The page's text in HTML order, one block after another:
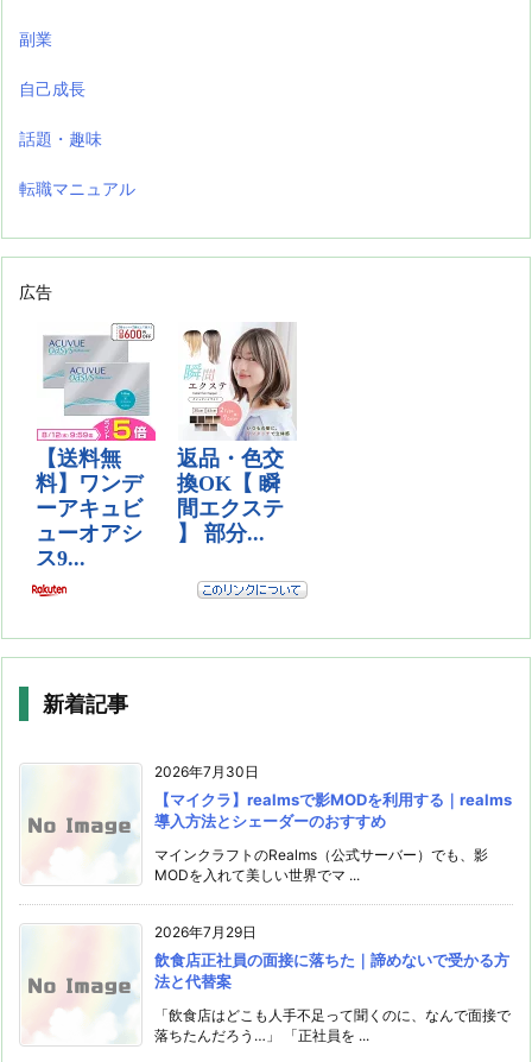
副業
自己成長
話題・趣味
転職マニュアル
広告
新着記事
2026年7月30日
【マイクラ】realmsで影MODを利用する｜realms
導入方法とシェーダーのおすすめ
マインクラフトのRealms（公式サーバー）でも、影
MODを入れて美しい世界でマ ...
2026年7月29日
飲食店正社員の面接に落ちた｜諦めないで受かる方
法と代替案
「飲食店はどこも人手不足って聞くのに、なんで面接で
落ちたんだろう…」 「正社員を ...